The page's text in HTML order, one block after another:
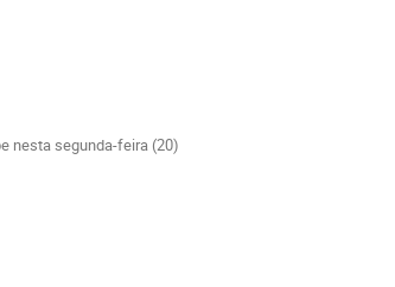
nesta segunda-feira (20)